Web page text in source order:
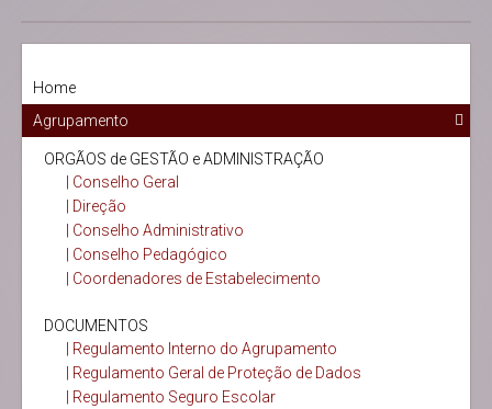
Home
Agrupamento
ORGÃOS de GESTÃO e ADMINISTRAÇÃO
| Conselho Geral
| Direção
| Conselho Administrativo
| Conselho Pedagógico
| Coordenadores de Estabelecimento
DOCUMENTOS
| Regulamento Interno do Agrupamento
| Regulamento Geral de Proteção de Dados
| Regulamento Seguro Escolar